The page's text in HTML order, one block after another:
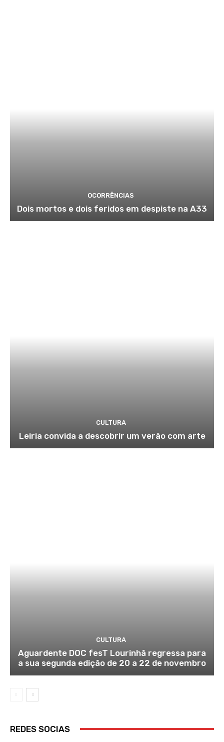
OCORRÊNCIAS
Dois mortos e dois feridos em despiste na A33
CULTURA
Leiria convida a descobrir um verão com arte
CULTURA
Aguardente DOC fesT Lourinhã regressa para
a sua segunda edição de 20 a 22 de novembro
REDES SOCIAS